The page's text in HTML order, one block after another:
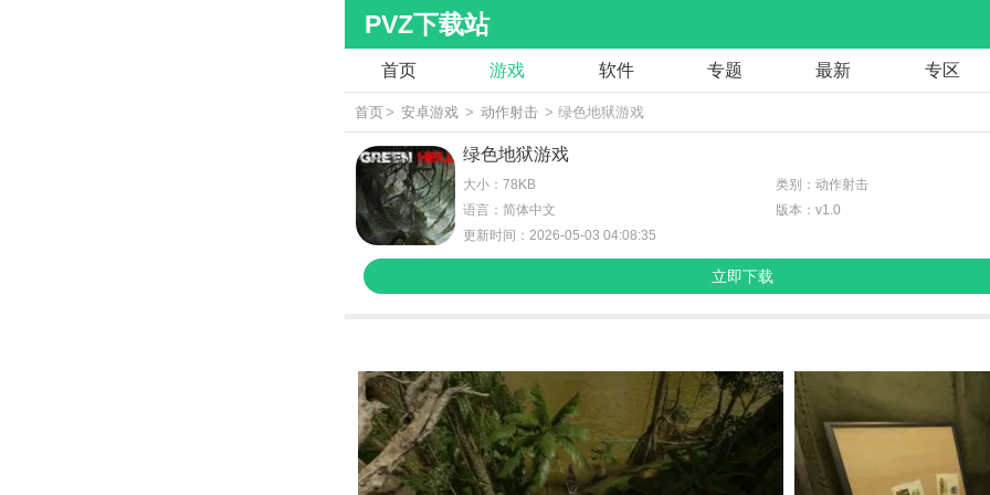
PVZ下载站
首页 游戏 软件 专题 最新 专区
首页> 安卓游戏 > 动作射击 > 绿色地狱游戏
绿色地狱游戏
大小：78KB
类别：动作射击
语言：简体中文
版本：v1.0
更新时间：2026-05-03 04:08:35
立即下载